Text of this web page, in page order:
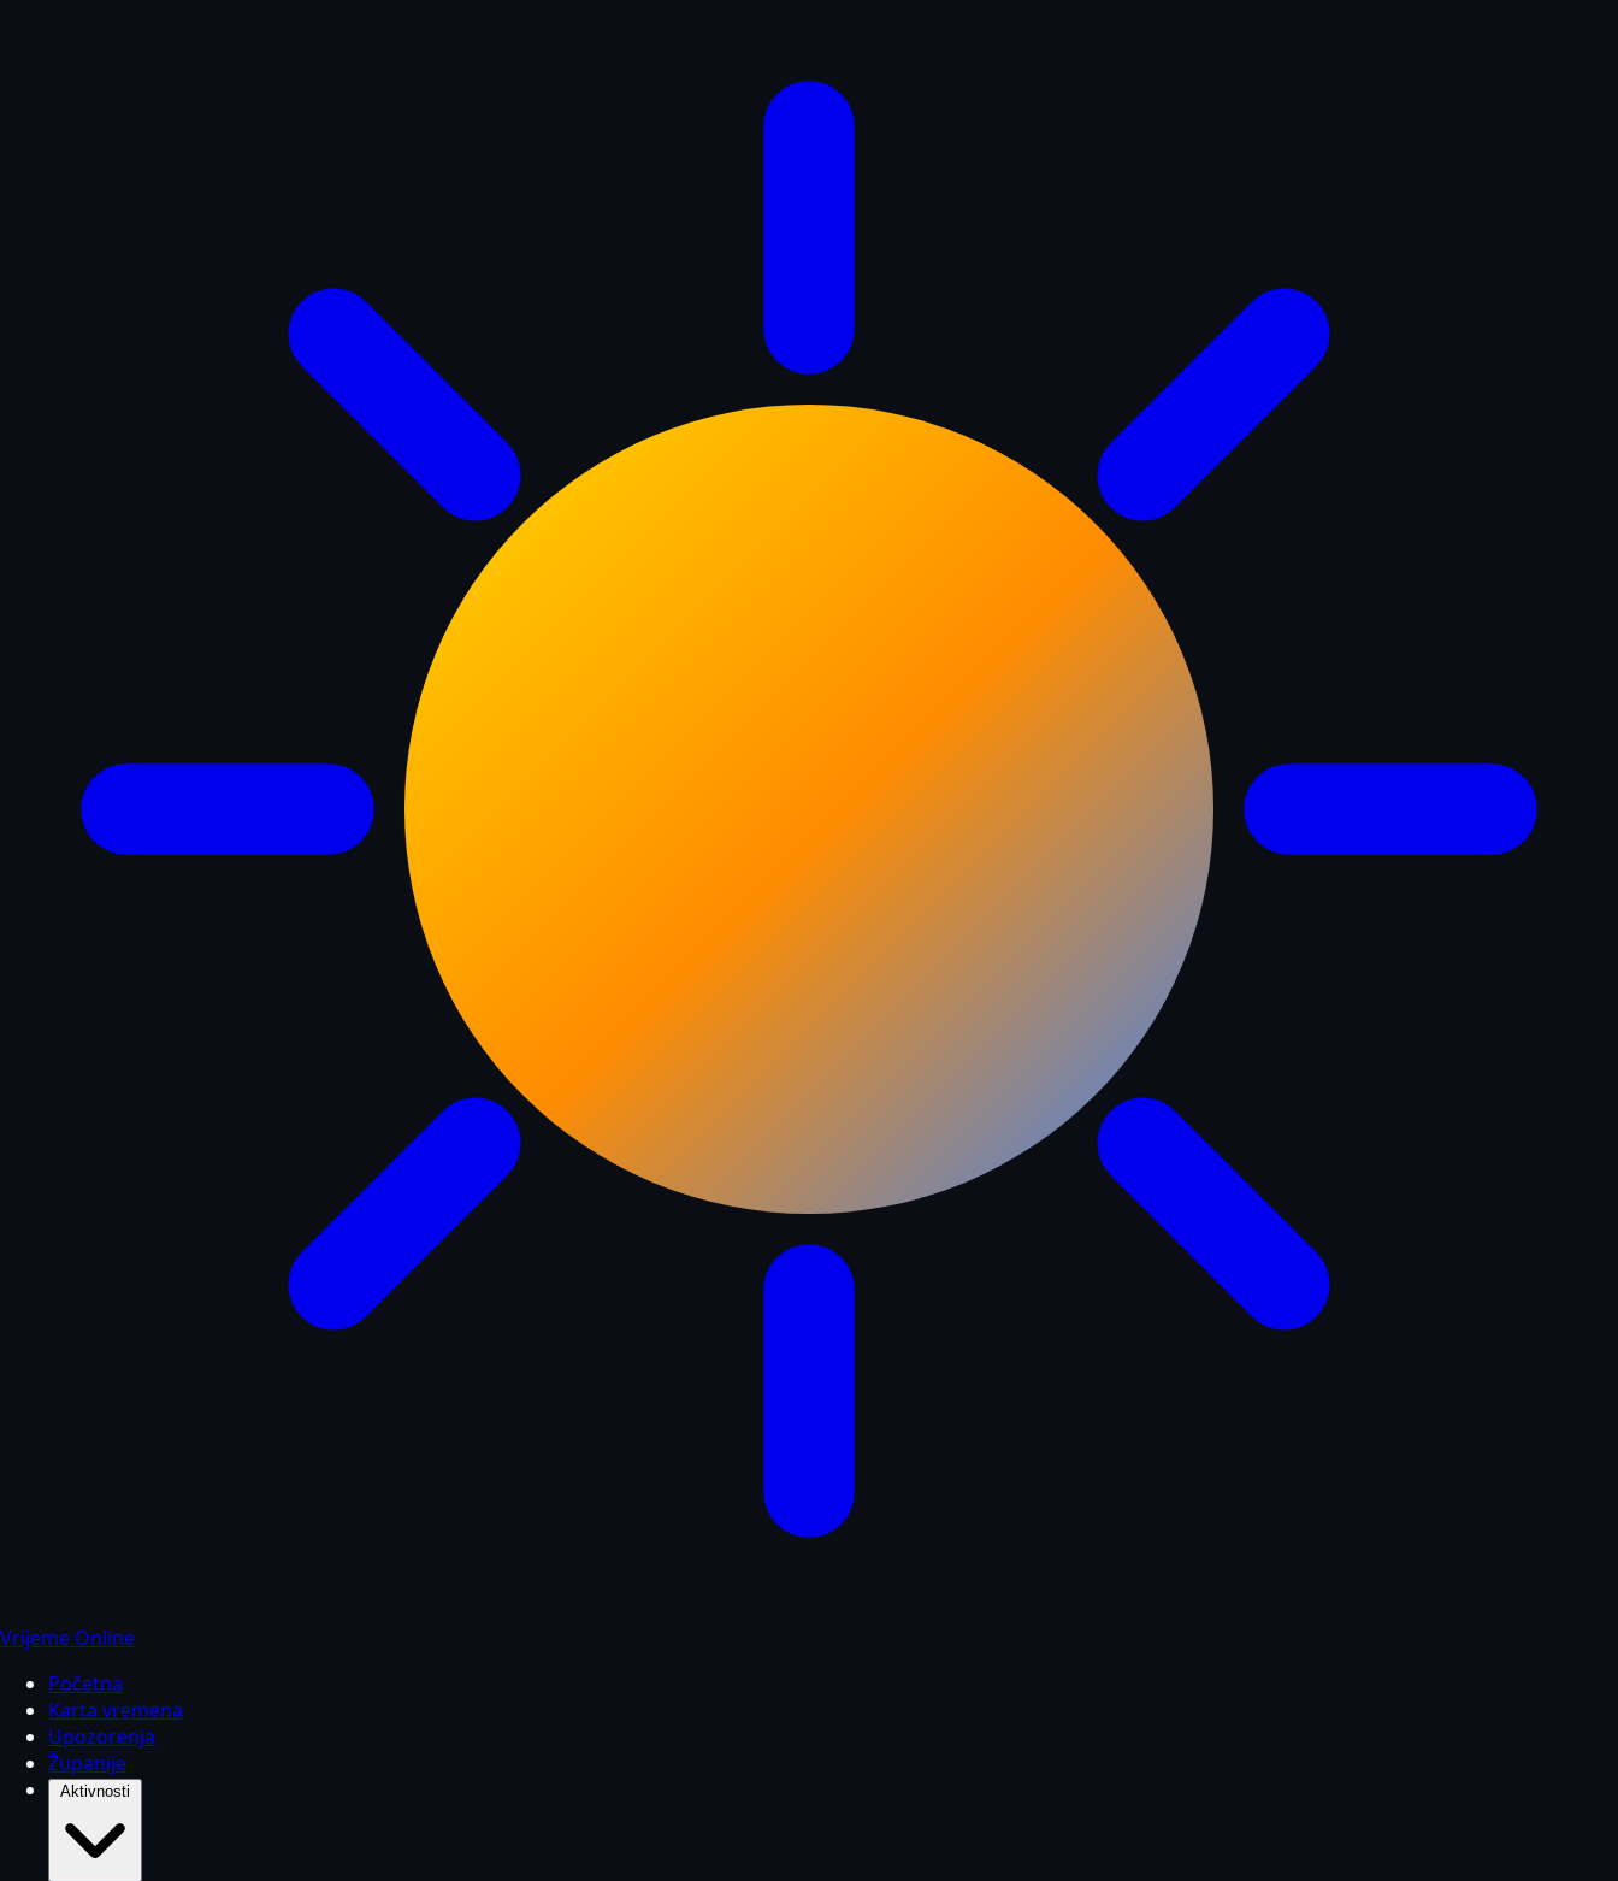
Vrijeme Online
Početna
Karta vremena
Upozorenja
Županije